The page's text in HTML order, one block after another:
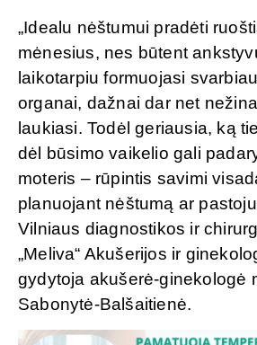
„Idealu nėštumui pradėti
mėnesius, nes būtent
laikotarpiu formuojasi
organai, dažnai dar net
laukiasi. Todėl geriausia, ką
dėl būsimo vaikelio gali
moteris – rūpintis savimi
planuojant nėštumą ar
Vilniaus diagnostikos ir
„Meliva“ Akušerijos ir
gydytoja akušerė-ginekologė
Sabonytė-Balšaitienė.